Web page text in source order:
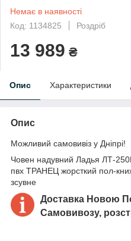
Немає в наявності
Код: 1134825
Роздріб
13 989 ₴
Опис Характеристики
Опис
Можливий самовивіз у Дніпрі!
Човен надувний Ладья ЛТ-
пвх ТРАНЕЦ жорсткий пол-
зсувне
Доставка Новою
Самовивозу,